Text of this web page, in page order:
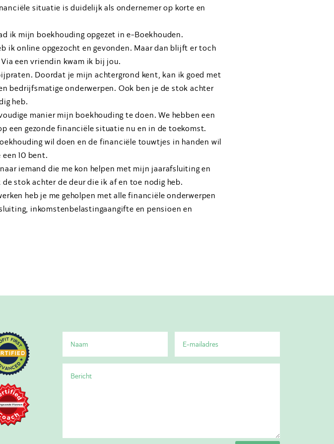
situatie is duidelijk als ondernemer op korte en
ik mijn boekhouding opgezet in e-Boekhouden.
ik online opgezocht en gevonden. Maar dan blijft er toch
een vriendin kwam ik bij jou.
Doordat je mijn achtergrond kent, kan ik goed met
bedrijfsmatige onderwerpen. Ook ben je de stok achter
heb.
manier mijn boekhouding te doen. We hebben een
een gezonde financiële situatie nu en in de toekomst.
wil doen en de financiële touwtjes in handen wil
10 bent.
iemand die me kon helpen met mijn jaarafsluiting en
stok achter de deur die ik af en toe nodig heb.
heb je me geholpen met alle financiële onderwerpen
inkomstenbelastingaangifte en pensioen en